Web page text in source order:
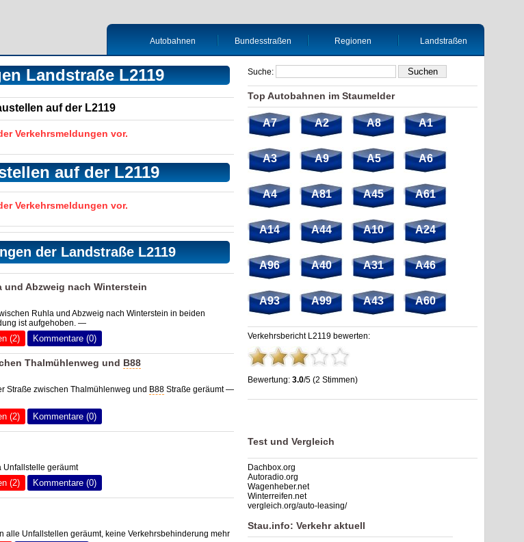
Autobahnen Bundesstraßen Regionen Landstraßen
Landstraße L2119
auf der L2119
Verkehrsmeldungen vor.
auf der L2119
Verkehrsmeldungen vor.
der Landstraße L2119
und Abzweig nach Winterstein
Ruhla und Abzweig nach Winterstein in beiden
ist aufgehoben. —
(2) Kommentare (0)
Thalmühlenweg und B88
Straße zwischen Thalmühlenweg und B88 Straße geräumt —
(2) Kommentare (0)
Unfallstelle geräumt
(2) Kommentare (0)
alle Unfallstellen geräumt, keine Verkehrsbehinderung mehr
Suche:
Top Autobahnen im Staumelder
A7 A2 A8 A1
A3 A9 A5 A6
A4 A81 A45 A61
A14 A44 A10 A24
A96 A40 A31 A46
A93 A99 A43 A60
Verkehrsbericht L2119 bewerten:
Bewertung: 3.0/5 (2 Stimmen)
Stau L2119: Unfälle, Sperrung & Baustellen | Staumelder
Test und Vergleich
Dachbox.org
Autoradio.org
Wagenheber.net
Winterreifen.net
vergleich.org/auto-leasing/
Stau.info: Verkehr aktuell